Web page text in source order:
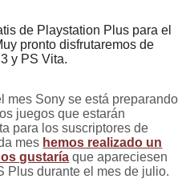
de Playstation Plus para el
pronto disfrutaremos de
y PS Vita.
mes Sony se está preparando
juegos que estarán
para los suscriptores de
mes hemos realizado un
gustaría que apareciesen
Plus durante el mes de julio.